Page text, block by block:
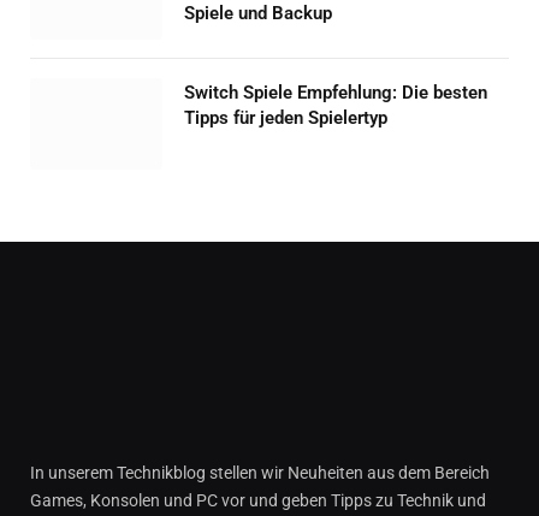
Spiele und Backup
Switch Spiele Empfehlung: Die besten
Tipps für jeden Spielertyp
In unserem Technikblog stellen wir Neuheiten aus dem Bereich
Games, Konsolen und PC vor und geben Tipps zu Technik und